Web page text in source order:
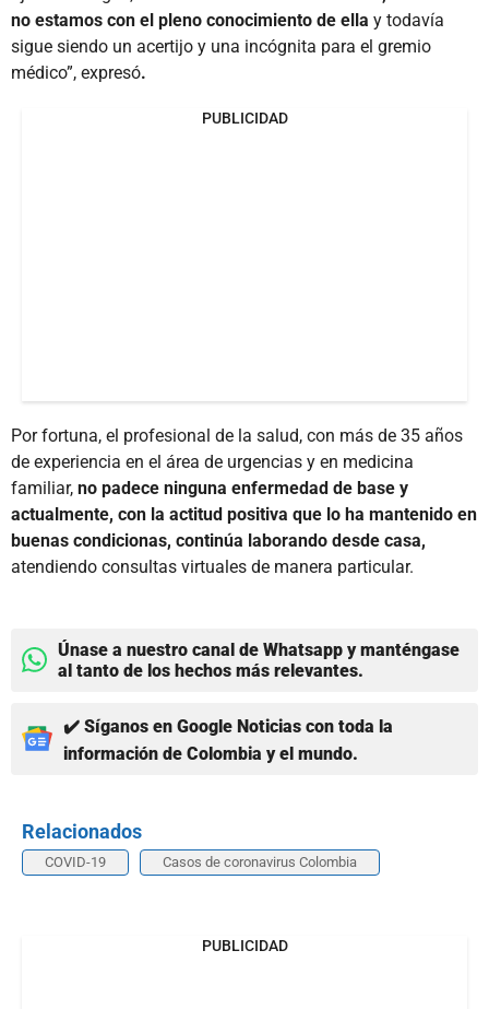
no estamos con el pleno conocimiento de ella y todavía
sigue siendo un acertijo y una incógnita para el gremio
médico”, expresó.
PUBLICIDAD
Por fortuna, el profesional de la salud, con más de 35 años
de experiencia en el área de urgencias y en medicina
familiar, no padece ninguna enfermedad de base y
actualmente, con la actitud positiva que lo ha mantenido en
buenas condicionas, continúa laborando desde casa,
atendiendo consultas virtuales de manera particular.
Únase a nuestro canal de Whatsapp y manténgase
al tanto de los hechos más relevantes.
✔️ Síganos en Google Noticias con toda la
información de Colombia y el mundo.
Relacionados
COVID-19 Casos de coronavirus Colombia
PUBLICIDAD